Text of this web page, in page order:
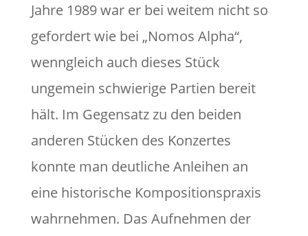
Jahre 1989 war er bei weitem nicht so
gefordert wie bei „Nomos Alpha“,
wenngleich auch dieses Stück
ungemein schwierige Partien bereit
hält. Im Gegensatz zu den beiden
anderen Stücken des Konzertes
konnte man deutliche Anleihen an
eine historische Kompositionspraxis
wahrnehmen. Das Aufnehmen der